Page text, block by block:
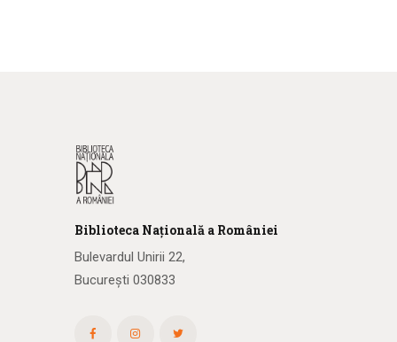
Biblioteca Națională a României
Bulevardul Unirii 22,
București 030833